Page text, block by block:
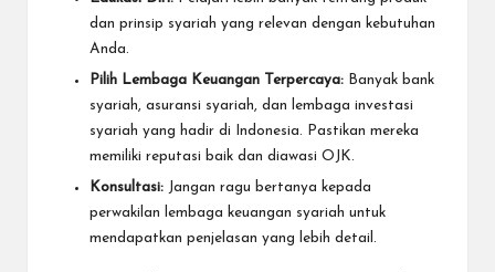
dan prinsip syariah yang relevan dengan kebutuhan
Anda.
Pilih Lembaga Keuangan Terpercaya: Banyak bank
syariah, asuransi syariah, dan lembaga investasi
syariah yang hadir di Indonesia. Pastikan mereka
memiliki reputasi baik dan diawasi OJK.
Konsultasi: Jangan ragu bertanya kepada
perwakilan lembaga keuangan syariah untuk
mendapatkan penjelasan yang lebih detail.